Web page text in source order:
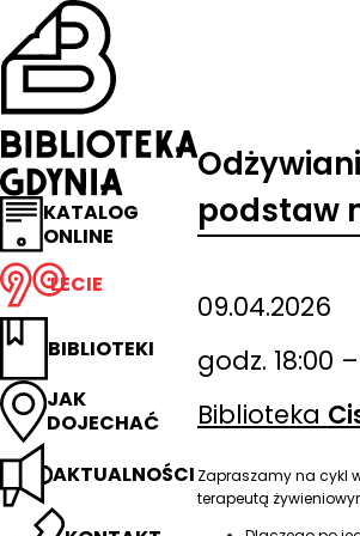
Przejdź
na
stronę
główną
Biblioteka
Gdynia
KATALOG
ONLINE
LECIE
BIBLIOTEKI
JAK
DOJECHAĆ
AKTUALNOŚCI
podstaw
09.04.2026
godz. 18:00
Biblioteka
Zapraszamy na cykl
terapeutą